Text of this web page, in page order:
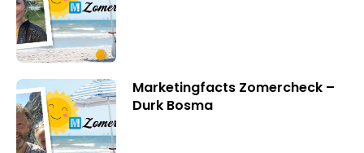
Marketingfacts Zomercheck –
Durk Bosma